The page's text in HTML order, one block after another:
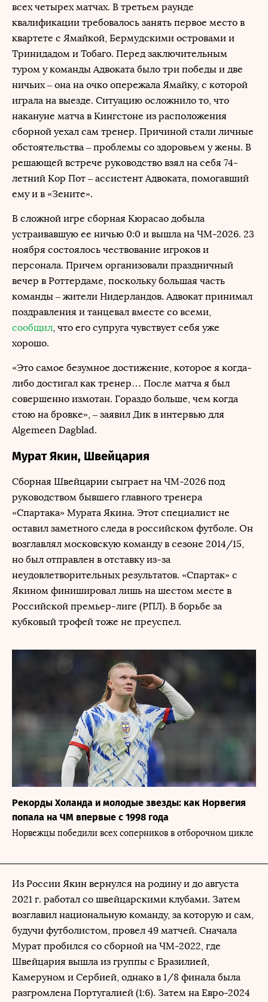
всех четырех матчах. В третьем раунде
квалификации требовалось занять первое место в
квартете с Ямайкой, Бермудскими островами и
Тринидадом и Тобаго. Перед заключительным
туром у команды Адвоката было три победы и две
ничьих – она на очко опережала Ямайку, с которой
играла на выезде. Ситуацию осложнило то, что
накануне матча в Кингстоне из расположения
сборной уехал сам тренер. Причиной стали личные
обстоятельства – проблемы со здоровьем у жены. В
решающей встрече руководство взял на себя 74-
летний Кор Пот – ассистент Адвоката, помогавший
ему и в «Зените».
В сложной игре сборная Кюрасао добыла
устраивавшую ее ничью 0:0 и вышла на ЧМ-2026. 23
ноября состоялось чествование игроков и
персонала. Причем организовали праздничный
вечер в Роттердаме, поскольку большая часть
команды – жители Нидерландов. Адвокат принимал
поздравления и танцевал вместе со всеми,
сообщил, что его супруга чувствует себя уже
хорошо.
«Это самое безумное достижение, которое я когда-
либо достигал как тренер… После матча я был
совершенно измотан. Гораздо больше, чем когда
стою на бровке», – заявил Дик в интервью для
Algemeen Dagblad.
Мурат Якин, Швейцария
Сборная Швейцарии сыграет на ЧМ-2026 под
руководством бывшего главного тренера
«Спартака» Мурата Якина. Этот специалист не
оставил заметного следа в российском футболе. Он
возглавлял московскую команду в сезоне 2014/15,
но был отправлен в отставку из-за
неудовлетворительных результатов. «Спартак» с
Якином финишировал лишь на шестом месте в
Российской премьер-лиге (РПЛ). В борьбе за
кубковый трофей тоже не преуспел.
Рекорды Холанда и молодые звезды: как Норвегия
попала на ЧМ впервые с 1998 года
Норвежцы победили всех соперников в отборочном цикле
Из России Якин вернулся на родину и до августа
2021 г. работал со швейцарскими клубами. Затем
возглавил национальную команду, за которую и сам,
будучи футболистом, провел 49 матчей. Сначала
Мурат пробился со сборной на ЧМ-2022, где
Швейцария вышла из группы с Бразилией,
Камеруном и Сербией, однако в 1/8 финала была
разгромлена Португалией (1:6). Затем на Евро-2024